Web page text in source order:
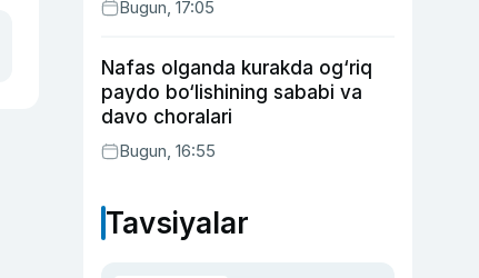
Bugun, 17:05
Nafas olganda kurakda og‘riq
paydo bo‘lishining sababi va
davo choralari
Bugun, 16:55
Tavsiyalar